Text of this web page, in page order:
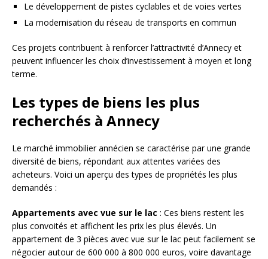
Le développement de pistes cyclables et de voies vertes
La modernisation du réseau de transports en commun
Ces projets contribuent à renforcer l’attractivité d’Annecy et
peuvent influencer les choix d’investissement à moyen et long
terme.
Les types de biens les plus
recherchés à Annecy
Le marché immobilier annécien se caractérise par une grande
diversité de biens, répondant aux attentes variées des
acheteurs. Voici un aperçu des types de propriétés les plus
demandés :
Appartements avec vue sur le lac : Ces biens restent les
plus convoités et affichent les prix les plus élevés. Un
appartement de 3 pièces avec vue sur le lac peut facilement se
négocier autour de 600 000 à 800 000 euros, voire davantage